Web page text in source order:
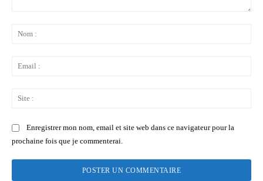
Enregistrer mon nom, email et site web dans ce navigateur pour la
prochaine fois que je commenterai.